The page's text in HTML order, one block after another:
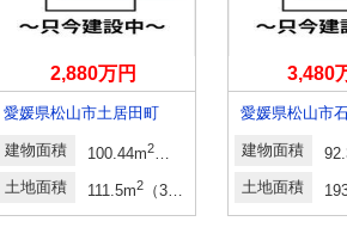
2,880万円
愛媛県松山市土居田町
建物面積 100.44m2（30.38坪）（登記）
土地面積
111.5m2（33.72坪）（登記）
3,480
愛媛県松山市
建物面積
土地面積